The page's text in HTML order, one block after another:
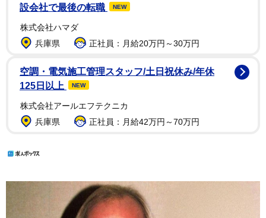
設会社で最後の転職
NEW
株式会社ハマダ
兵庫県
正社員：月給20万円～30万円
空調・電気施工管理スタッフ/土日祝休み/年休
125日以上
NEW
株式会社アールエフテクニカ
兵庫県
正社員：月給42万円～70万円